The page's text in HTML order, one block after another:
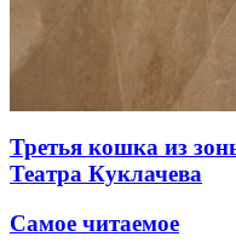
Третья кошка из
Театра Куклачева
Самое читаемое